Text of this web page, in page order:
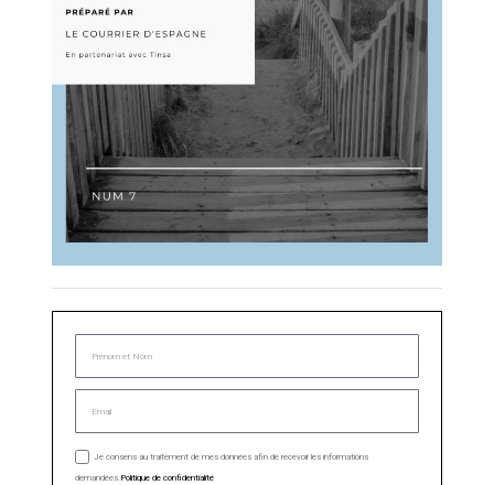
Je consens au traitement de mes données afin de recevoir les informations
demandées.Politique de confidentialité